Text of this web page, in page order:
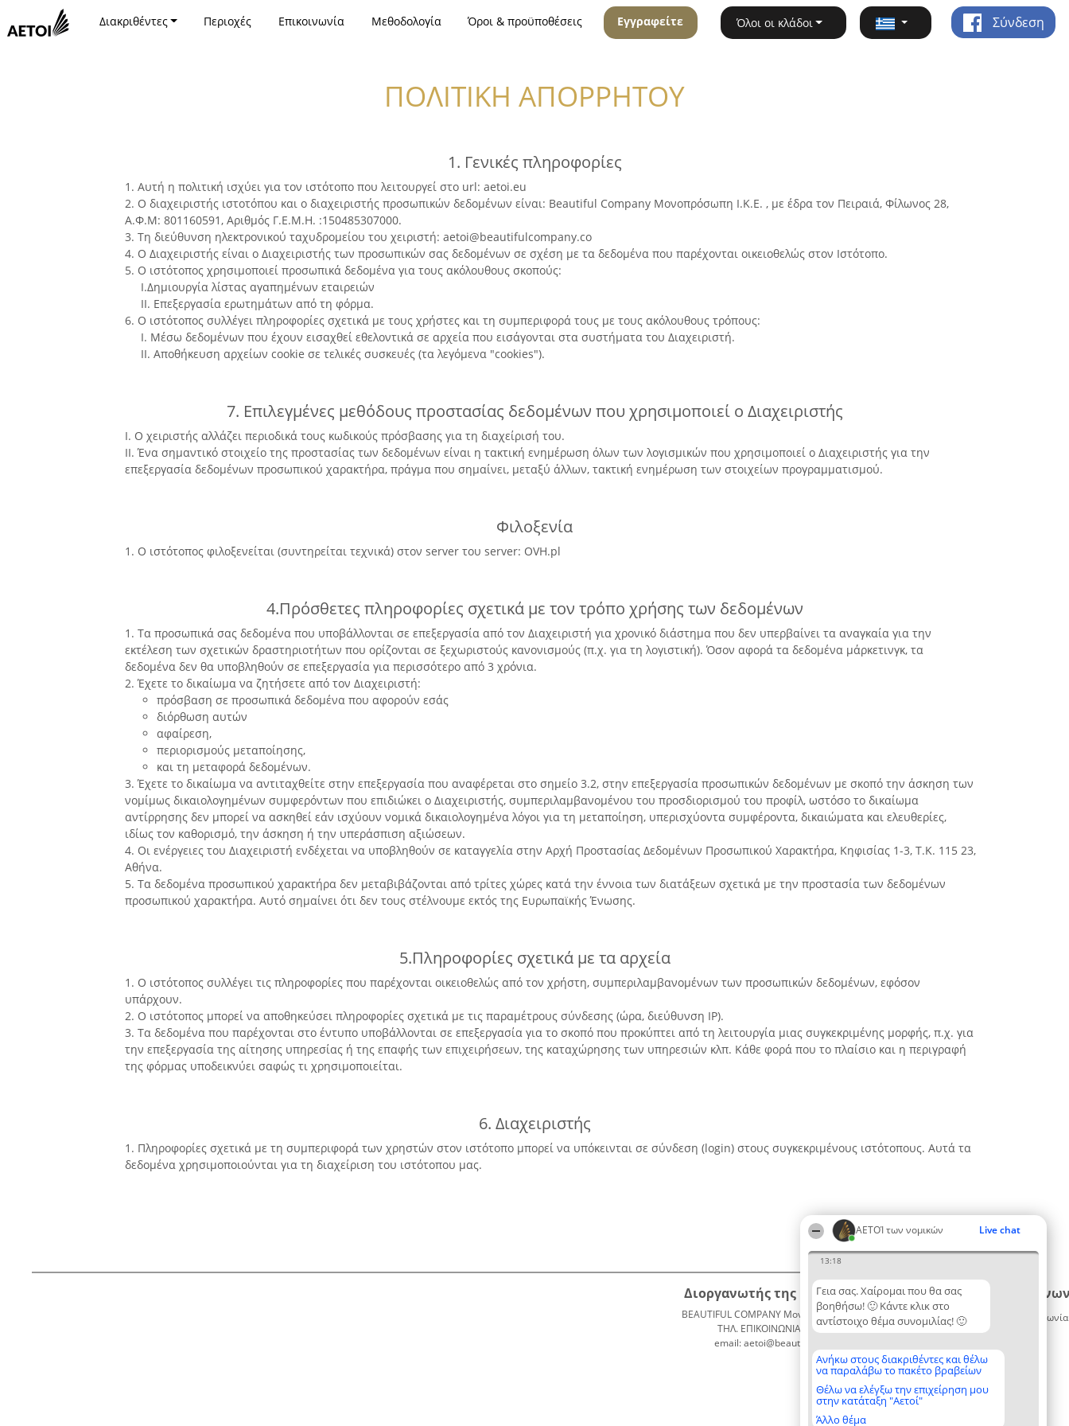
ΑΕΤΟΊ των νομικών Live chat
13:18
Γεια σας. Χαίρομαι που θα σας
βοηθήσω! 🙂 Κάντε κλικ στο
αντίστοιχο θέμα συνομιλίας! 🙂
Ανήκω στους διακριθέντες και θέλω
να παραλάβω το πακέτο βραβείων
Θέλω να ελέγξω την επιχείρηση μου
στην κατάταξη "Αετοί"
Άλλο θέμα
Διακριθέντες Περιοχές Επικοινωνία Μεθοδολογία Όροι & προϋποθέσεις Εγγραφείτε Όλοι οι κλάδοι Σύνδεση
ΠΟΛΙΤΙΚΗ ΑΠΟΡΡΗΤΟΥ
1. Γενικές πληροφορίες
1. Αυτή η πολιτική ισχύει για τον ιστότοπο που λειτουργεί στο url: aetoi.eu
2. Ο διαχειριστής ιστοτόπου και ο διαχειριστής προσωπικών δεδομένων είναι: Beautiful Company Μονοπρόσωπη Ι.Κ.Ε. , με έδρα τον Πειραιά, Φίλωνος 28,
Α.Φ.Μ: 801160591, Αριθμός Γ.Ε.Μ.Η. :150485307000.
3. Τη διεύθυνση ηλεκτρονικού ταχυδρομείου του χειριστή: aetoi@beautifulcompany.co
4. Ο Διαχειριστής είναι ο Διαχειριστής των προσωπικών σας δεδομένων σε σχέση με τα δεδομένα που παρέχονται οικειοθελώς στον Ιστότοπο.
5. Ο ιστότοπος χρησιμοποιεί προσωπικά δεδομένα για τους ακόλουθους σκοπούς:
I.Δημιουργία λίστας αγαπημένων εταιρειών
II. Επεξεργασία ερωτημάτων από τη φόρμα.
6. Ο ιστότοπος συλλέγει πληροφορίες σχετικά με τους χρήστες και τη συμπεριφορά τους με τους ακόλουθους τρόπους:
I. Μέσω δεδομένων που έχουν εισαχθεί εθελοντικά σε αρχεία που εισάγονται στα συστήματα του Διαχειριστή.
II. Αποθήκευση αρχείων cookie σε τελικές συσκευές (τα λεγόμενα "cookies").
7. Επιλεγμένες μεθόδους προστασίας δεδομένων που χρησιμοποιεί ο Διαχειριστής
I. Ο χειριστής αλλάζει περιοδικά τους κωδικούς πρόσβασης για τη διαχείρισή του.
II. Ένα σημαντικό στοιχείο της προστασίας των δεδομένων είναι η τακτική ενημέρωση όλων των λογισμικών που χρησιμοποιεί ο Διαχειριστής για την
επεξεργασία δεδομένων προσωπικού χαρακτήρα, πράγμα που σημαίνει, μεταξύ άλλων, τακτική ενημέρωση των στοιχείων προγραμματισμού.
Φιλοξενία
1. Ο ιστότοπος φιλοξενείται (συντηρείται τεχνικά) στον server του server: OVH.pl
4.Πρόσθετες πληροφορίες σχετικά με τον τρόπο χρήσης των δεδομένων
1. Τα προσωπικά σας δεδομένα που υποβάλλονται σε επεξεργασία από τον Διαχειριστή για χρονικό διάστημα που δεν υπερβαίνει τα αναγκαία για την
εκτέλεση των σχετικών δραστηριοτήτων που ορίζονται σε ξεχωριστούς κανονισμούς (π.χ. για τη λογιστική). Όσον αφορά τα δεδομένα μάρκετινγκ, τα
δεδομένα δεν θα υποβληθούν σε επεξεργασία για περισσότερο από 3 χρόνια.
2. Έχετε το δικαίωμα να ζητήσετε από τον Διαχειριστή:
πρόσβαση σε προσωπικά δεδομένα που αφορούν εσάς
διόρθωση αυτών
αφαίρεση,
περιορισμούς μεταποίησης,
και τη μεταφορά δεδομένων.
3. Έχετε το δικαίωμα να αντιταχθείτε στην επεξεργασία που αναφέρεται στο σημείο 3.2, στην επεξεργασία προσωπικών δεδομένων με σκοπό την άσκηση των
νομίμως δικαιολογημένων συμφερόντων που επιδιώκει ο Διαχειριστής, συμπεριλαμβανομένου του προσδιορισμού του προφίλ, ωστόσο το δικαίωμα
αντίρρησης δεν μπορεί να ασκηθεί εάν ισχύουν νομικά δικαιολογημένα λόγοι για τη μεταποίηση, υπερισχύοντα συμφέροντα, δικαιώματα και ελευθερίες,
ιδίως τον καθορισμό, την άσκηση ή την υπεράσπιση αξιώσεων.
4. Οι ενέργειες του Διαχειριστή ενδέχεται να υποβληθούν σε καταγγελία στην Αρχή Προστασίας Δεδομένων Προσωπικού Χαρακτήρα, Κηφισίας 1-3, Τ.Κ. 115 23,
Αθήνα.
5. Τα δεδομένα προσωπικού χαρακτήρα δεν μεταβιβάζονται από τρίτες χώρες κατά την έννοια των διατάξεων σχετικά με την προστασία των δεδομένων
προσωπικού χαρακτήρα. Αυτό σημαίνει ότι δεν τους στέλνουμε εκτός της Ευρωπαϊκής Ένωσης.
5.Πληροφορίες σχετικά με τα αρχεία
1. Ο ιστότοπος συλλέγει τις πληροφορίες που παρέχονται οικειοθελώς από τον χρήστη, συμπεριλαμβανομένων των προσωπικών δεδομένων, εφόσον
υπάρχουν.
2. Ο ιστότοπος μπορεί να αποθηκεύσει πληροφορίες σχετικά με τις παραμέτρους σύνδεσης (ώρα, διεύθυνση IP).
3. Τα δεδομένα που παρέχονται στο έντυπο υποβάλλονται σε επεξεργασία για το σκοπό που προκύπτει από τη λειτουργία μιας συγκεκριμένης μορφής, π.χ. για
την επεξεργασία της αίτησης υπηρεσίας ή της επαφής των επιχειρήσεων, της καταχώρησης των υπηρεσιών κλπ. Κάθε φορά που το πλαίσιο και η περιγραφή
της φόρμας υποδεικνύει σαφώς τι χρησιμοποιείται.
6. Διαχειριστής
1. Πληροφορίες σχετικά με τη συμπεριφορά των χρηστών στον ιστότοπο μπορεί να υπόκεινται σε σύνδεση (login) στους συγκεκριμένους ιστότοπους. Αυτά τα
δεδομένα χρησιμοποιούνται για τη διαχείριση του ιστότοπου μας.
Διοργανωτής της κατάταξης
BEAUTIFUL COMPANY Μονοπρόσωπη ΙΚΕ
ΤΗΛ. ΕΠΙΚΟΙΝΩΝΙΑΣ: 2104128019
email: aetoi@beautifulcompany.co
Κατάταξη
Διακριθέντες
Λίστα
διακριθέντων
Μεθοδολογία
Όροι &
προϋποθέσεις
Επικοινωνία